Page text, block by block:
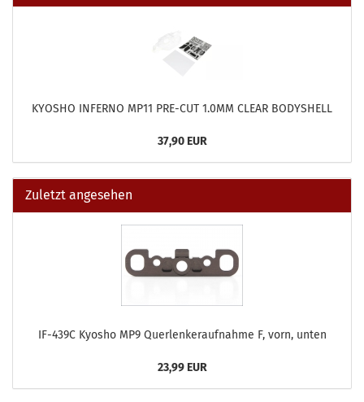
KYOSHO INFERNO MP11 PRE-CUT 1.0MM CLEAR BODYSHELL
37,90 EUR
Zuletzt angesehen
IF-439C Kyosho MP9 Querlenkeraufnahme F, vorn, unten
23,99 EUR